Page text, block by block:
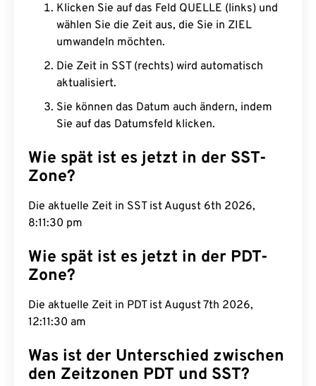
Klicken Sie auf das Feld QUELLE (links) und
wählen Sie die Zeit aus, die Sie in ZIEL
umwandeln möchten.
Die Zeit in SST (rechts) wird automatisch
aktualisiert.
Sie können das Datum auch ändern, indem
Sie auf das Datumsfeld klicken.
Wie spät ist es jetzt in der SST-
Zone?
Die aktuelle Zeit in SST ist August 6th 2026,
8:11:31 pm
Wie spät ist es jetzt in der PDT-
Zone?
Die aktuelle Zeit in PDT ist August 7th 2026,
12:11:31 am
Was ist der Unterschied zwischen
den Zeitzonen PDT und SST?